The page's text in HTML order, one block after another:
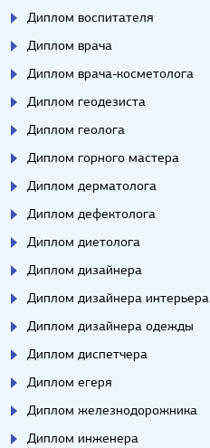
Диплом воспитателя
Диплом врача
Диплом врача-косметолога
Диплом геодезиста
Диплом геолога
Диплом горного мастера
Диплом дерматолога
Диплом дефектолога
Диплом диетолога
Диплом дизайнера
Диплом дизайнера интерьера
Диплом дизайнера одежды
Диплом диспетчера
Диплом егеря
Диплом железнодорожника
Диплом инженера